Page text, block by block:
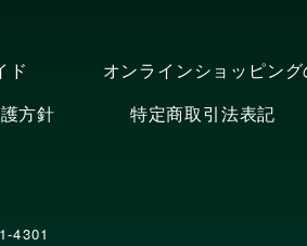
ド
オンラインショッピン
方針 特定商取引法表記
4301